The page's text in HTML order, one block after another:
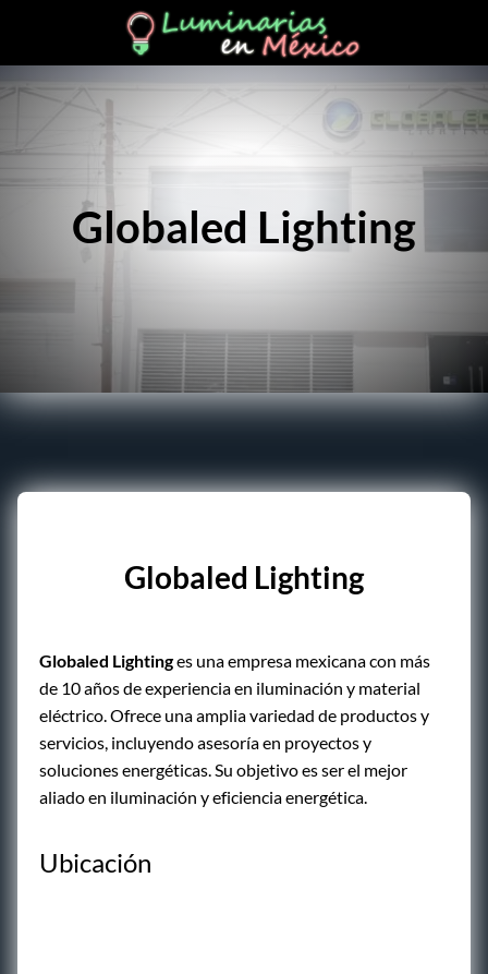
Globaled Lighting
Globaled Lighting
Globaled Lightinges una empresa mexicana con más
de 10 años de experiencia en iluminación y material
eléctrico. Ofrece una amplia variedad de productos y
servicios, incluyendo asesoría en proyectos y
soluciones energéticas. Su objetivo es ser el mejor
aliado en iluminación y eficiencia energética.
Ubicación